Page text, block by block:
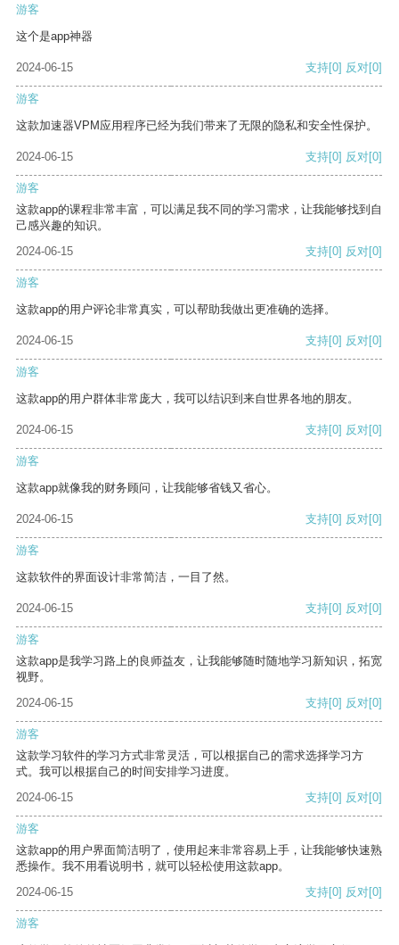
游客
这个是app神器
2024-06-15 支持[0] 反对[0]
游客
这款加速器VPM应用程序已经为我们带来了无限的隐私和安全性保护。
2024-06-15 支持[0] 反对[0]
游客
这款app的课程非常丰富，可以满足我不同的学习需求，让我能够找到自
己感兴趣的知识。
2024-06-15
支持[0] 反对[0]
游客
这款app的用户评论非常真实，可以帮助我做出更准确的选择。
2024-06-15 支持[0] 反对[0]
游客
这款app的用户群体非常庞大，我可以结识到来自世界各地的朋友。
2024-06-15 支持[0] 反对[0]
游客
这款app就像我的财务顾问，让我能够省钱又省心。
2024-06-15 支持[0] 反对[0]
游客
这款软件的界面设计非常简洁，一目了然。
2024-06-15 支持[0] 反对[0]
游客
这款app是我学习路上的良师益友，让我能够随时随地学习新知识，拓宽
视野。
2024-06-15
支持[0] 反对[0]
游客
这款学习软件的学习方式非常灵活，可以根据自己的需求选择学习方
式。我可以根据自己的时间安排学习进度。
2024-06-15
支持[0] 反对[0]
游客
这款app的用户界面简洁明了，使用起来非常容易上手，让我能够快速熟
悉操作。我不用看说明书，就可以轻松使用这款app。
2024-06-15
支持[0] 反对[0]
游客